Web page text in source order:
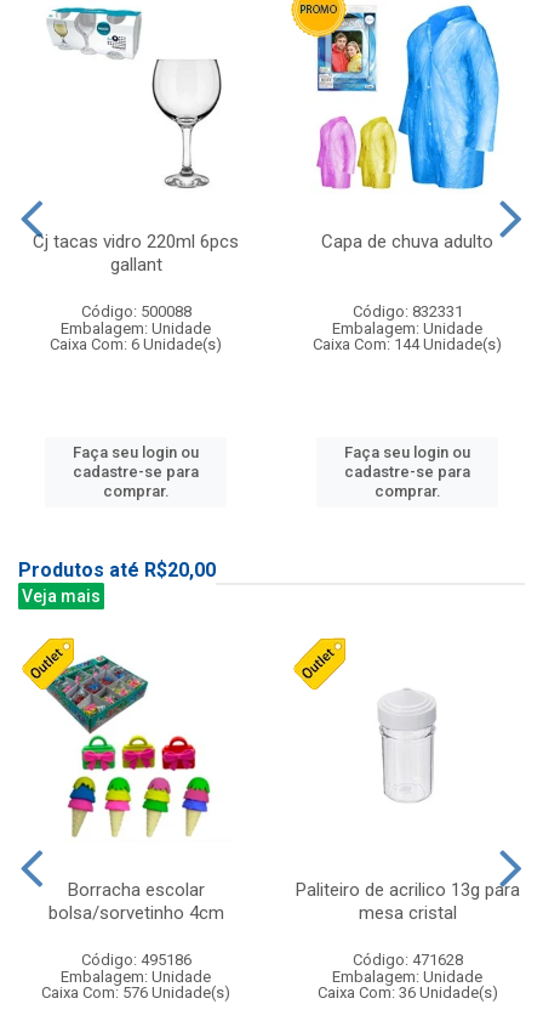
Cj tacas vidro 220ml 6pcs
gallant
Código: 500088
Embalagem: Unidade
Caixa Com: 6 Unidade(s)
Faça seu login ou
cadastre-se para
comprar.
Capa de chuva adulto
Código: 832331
Embalagem: Unidade
Caixa Com: 144 Unidade(s)
Faça seu login ou
cadastre-se para
comprar.
Produtos até R$20,00
Veja mais
Borracha escolar
bolsa/sorvetinho 4cm
Código: 495186
Embalagem: Unidade
Caixa Com: 576 Unidade(s)
Paliteiro de acrilico 13g para
mesa cristal
Código: 471628
Embalagem: Unidade
Caixa Com: 36 Unidade(s)